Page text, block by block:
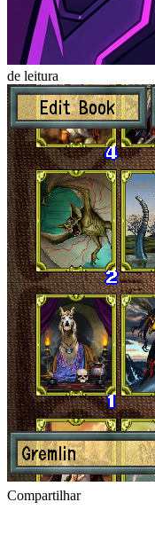
de leitura
Compartilhar